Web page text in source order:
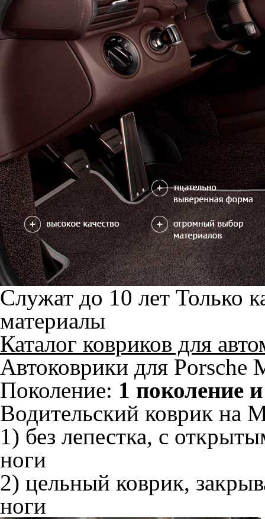
Служат до 10 лет Только
материалы
Каталог ковриков для
Автоковрики для Porsche
Поколение: 1 поколение
Водительский коврик на
1) без лепестка, с
ноги
2) цельный коврик,
ноги